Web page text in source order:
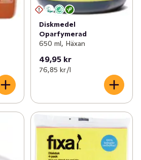
Diskmedel
Oparfymerad
650 ml, Häxan
49,95 kr
76,85 kr /l